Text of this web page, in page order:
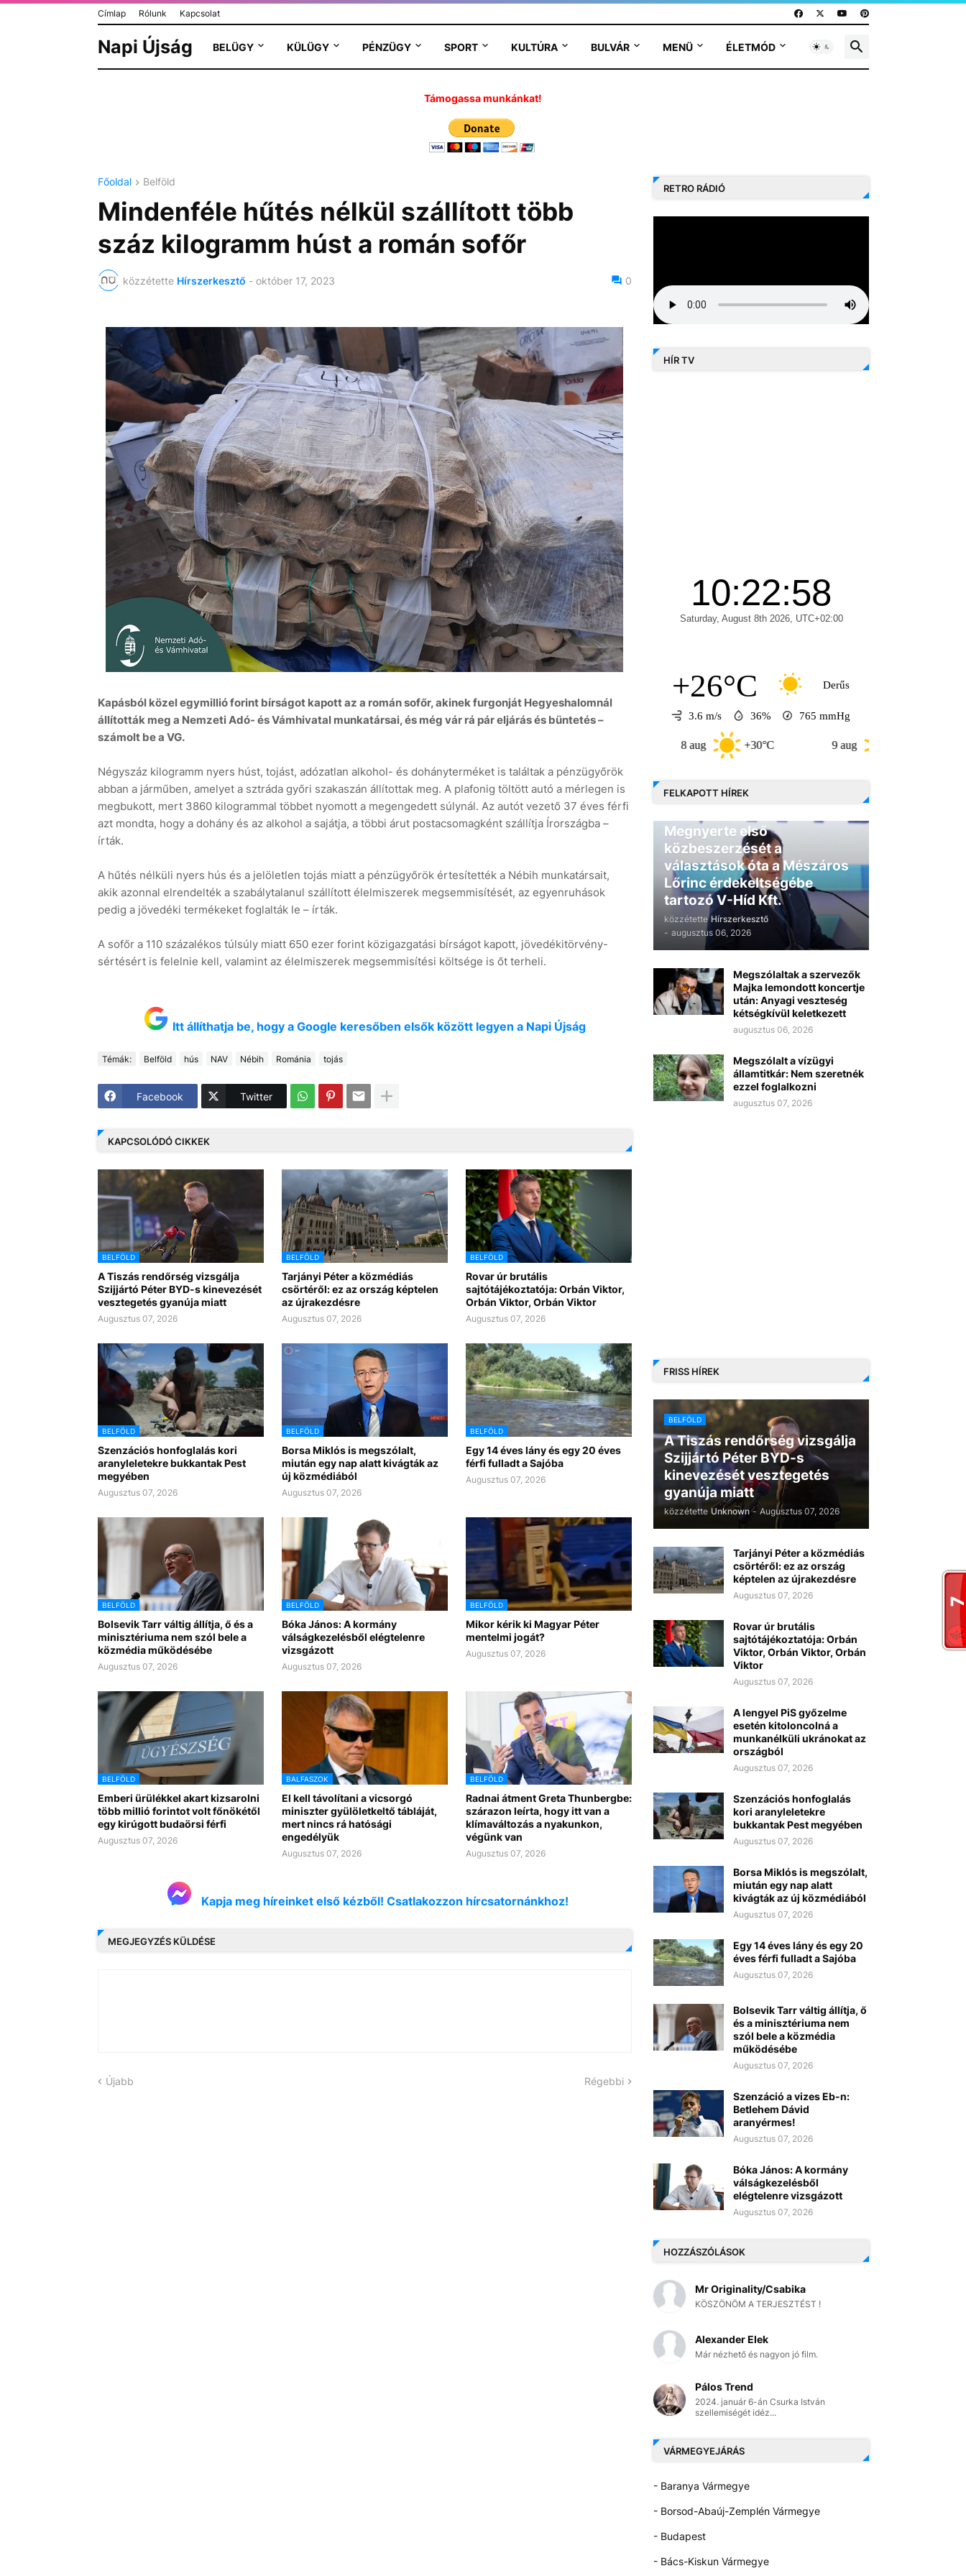
Címlap Rólunk Kapcsolat
Napi Újság BELÜGY KÜLÜGY PÉNZÜGY SPORT KULTÚRA BULVÁR MENÜ ÉLETMÓD
Támogassa munkánkat!
Főoldal Belföld
Mindenféle hűtés nélkül szállított több
száz kilogramm húst a román sofőr
közzétette Hírszerkesztő - október 17, 2023 0
Kapásból közel egymillió forint bírságot kapott az a román sofőr, akinek furgonját Hegyeshalomnál
állították meg a Nemzeti Adó- és Vámhivatal munkatársai, és még vár rá pár eljárás és büntetés –
számolt be a VG.
Négyszáz kilogramm nyers húst, tojást, adózatlan alkohol- és dohányterméket is találtak a pénzügyőrök
abban a járműben, amelyet a sztráda győri szakaszán állítottak meg. A plafonig töltött autó a mérlegen is
megbukott, mert 3860 kilogrammal többet nyomott a megengedett súlynál. Az autót vezető 37 éves férfi
azt mondta, hogy a dohány és az alkohol a sajátja, a többi árut postacsomagként szállítja Írországba –
írták.
A hűtés nélküli nyers hús és a jelöletlen tojás miatt a pénzügyőrök értesítették a Nébih munkatársait,
akik azonnal elrendelték a szabálytalanul szállított élelmiszerek megsemmisítését, az egyenruhások
pedig a jövedéki termékeket foglalták le – írták.
A sofőr a 110 százalékos túlsúly miatt 650 ezer forint közigazgatási bírságot kapott, jövedékitörvény-
sértésért is felelnie kell, valamint az élelmiszerek megsemmisítési költsége is őt terheli.
Itt állíthatja be, hogy a Google keresőben elsők között legyen a Napi Újság
Témák: Belföld hús NAV Nébih Románia tojás
Facebook Twitter
KAPCSOLÓDÓ CIKKEK
BELFÖLD
A Tiszás rendőrség vizsgálja
Szijjártó Péter BYD-s kinevezését
vesztegetés gyanúja miatt
Augusztus 07, 2026
BELFÖLD
Tarjányi Péter a közmédiás
csörtéről: ez az ország képtelen
az újrakezdésre
Augusztus 07, 2026
BELFÖLD
Rovar úr brutális
sajtótájékoztatója: Orbán Viktor,
Orbán Viktor, Orbán Viktor
Augusztus 07, 2026
BELFÖLD
Szenzációs honfoglalás kori
aranyleletekre bukkantak Pest
megyében
Augusztus 07, 2026
BELFÖLD
Borsa Miklós is megszólalt,
miután egy nap alatt kivágták az
új közmédiából
Augusztus 07, 2026
BELFÖLD
Egy 14 éves lány és egy 20 éves
férfi fulladt a Sajóba
Augusztus 07, 2026
BELFÖLD
Bolsevik Tarr váltig állítja, ő és a
minisztériuma nem szól bele a
közmédia működésébe
Augusztus 07, 2026
BELFÖLD
Bóka János: A kormány
válságkezelésből elégtelenre
vizsgázott
Augusztus 07, 2026
BELFÖLD
Mikor kérik ki Magyar Péter
mentelmi jogát?
Augusztus 07, 2026
BELFÖLD
Emberi ürülékkel akart kizsarolni
több millió forintot volt főnökétől
egy kirúgott budaörsi férfi
Augusztus 07, 2026
BALFASZOK
El kell távolítani a vicsorgó
miniszter gyülöletkeltő tábláját,
mert nincs rá hatósági
engedélyük
Augusztus 07, 2026
BELFÖLD
Radnai átment Greta Thunbergbe:
szárazon leírta, hogy itt van a
klímaváltozás a nyakunkon,
végünk van
Augusztus 07, 2026
Kapja meg híreinket első kézből! Csatlakozzon hírcsatornánkhoz!
MEGJEGYZÉS KÜLDÉSE
Újabb Régebbi
RETRO RÁDIÓ
HÍR TV
+26°C Derűs
3.6 m/s 36% 765 mmHg
+30°C +30°C
FELKAPOTT HÍREK
Megnyerte első
közbeszerzését a
választások óta a Mészáros
Lőrinc érdekeltségébe
tartozó V-Híd Kft.
közzétette Hírszerkesztő
- augusztus 06, 2026
Megszólaltak a szervezők
Majka lemondott koncertje
után: Anyagi veszteség
kétségkívül keletkezett
augusztus 06, 2026
Megszólalt a vízügyi
államtitkár: Nem szeretnék
ezzel foglalkozni
augusztus 07, 2026
FRISS HÍREK
BELFÖLD
A Tiszás rendőrség vizsgálja
Szijjártó Péter BYD-s
kinevezését vesztegetés
gyanúja miatt
közzétette Unknown - Augusztus 07, 2026
Tarjányi Péter a közmédiás
csörtéről: ez az ország
képtelen az újrakezdésre
Augusztus 07, 2026
Rovar úr brutális
sajtótájékoztatója: Orbán
Viktor, Orbán Viktor, Orbán
Viktor
Augusztus 07, 2026
A lengyel PiS győzelme
esetén kitoloncolná a
munkanélküli ukránokat az
országból
Augusztus 07, 2026
Szenzációs honfoglalás
kori aranyleletekre
bukkantak Pest megyében
Augusztus 07, 2026
Borsa Miklós is megszólalt,
miután egy nap alatt
kivágták az új közmédiából
Augusztus 07, 2026
Egy 14 éves lány és egy 20
éves férfi fulladt a Sajóba
Augusztus 07, 2026
Bolsevik Tarr váltig állítja, ő
és a minisztériuma nem
szól bele a közmédia
működésébe
Augusztus 07, 2026
Szenzáció a vizes Eb-n:
Betlehem Dávid
aranyérmes!
Augusztus 07, 2026
Bóka János: A kormány
válságkezelésből
elégtelenre vizsgázott
Augusztus 07, 2026
HOZZÁSZÓLÁSOK
Mr Originality/Csabika
KÖSZÖNÖM A TERJESZTÉST !
Alexander Elek
Már nézhető és nagyon jó film.
Pálos Trend
2024. január 6-án Csurka István
szellemiségét idéz...
VÁRMEGYEJÁRÁS
- Baranya Vármegye
- Borsod-Abaúj-Zemplén Vármegye
- Budapest
- Bács-Kiskun Vármegye